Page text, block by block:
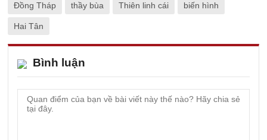
Đồng Tháp thầy bùa Thiên linh cái biến hình
Hai Tân
Bình luận